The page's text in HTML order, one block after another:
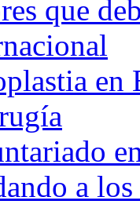
que
en
a los